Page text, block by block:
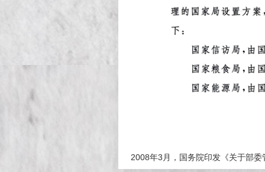
2008年3月，国务院印发《关于部